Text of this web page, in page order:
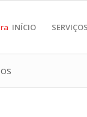
INÍCIO